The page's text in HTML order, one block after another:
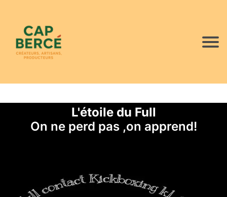
L'étoile du Full
On ne perd pas ,on apprend!